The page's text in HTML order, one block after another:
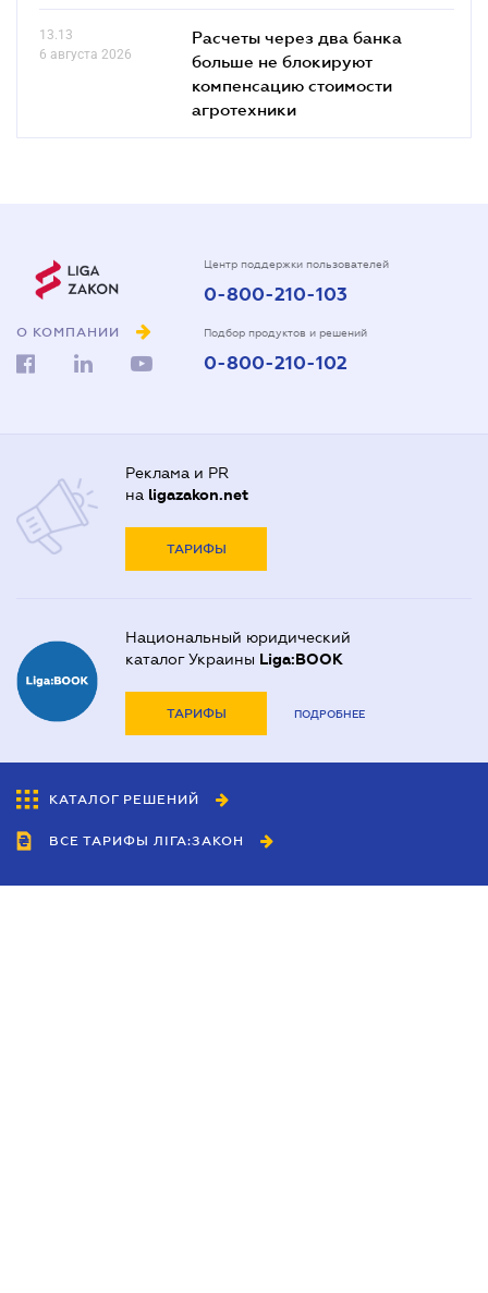
13.13
6 августа 2026
Расчеты через два банка
больше не блокируют
компенсацию стоимости
агротехники
О КОМПАНИИ
Центр поддержки пользователей
0-800-210-103
Подбор продуктов и решений
0-800-210-102
Реклама и PR
на ligazakon.net
ТАРИФЫ
Национальный юридический
каталог Украины Liga:BOOK
ТАРИФЫ ПОДРОБНЕЕ
КАТАЛОГ РЕШЕНИЙ
ВСЕ ТАРИФЫ ЛІГА:ЗАКОН